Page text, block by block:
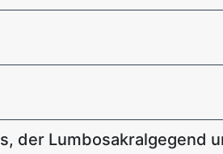
der Lumbosakralgegend